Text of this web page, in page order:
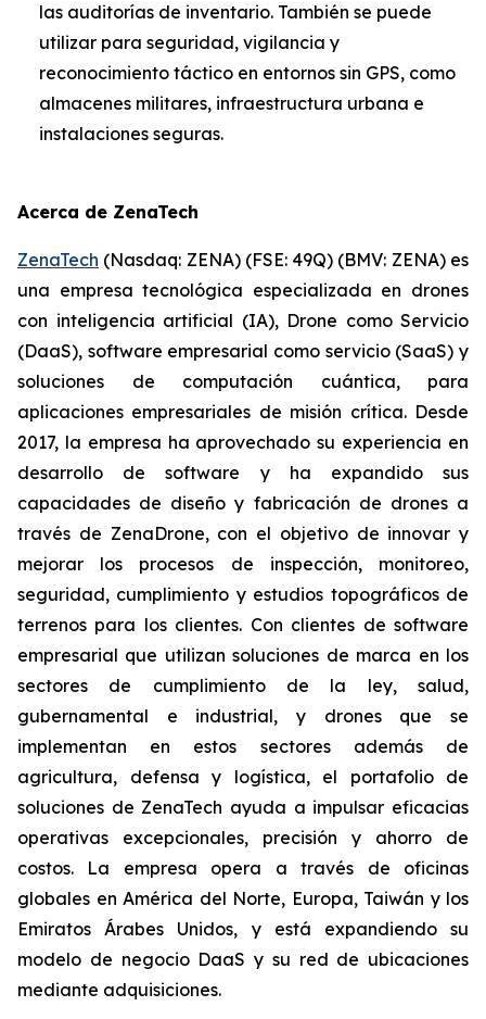
las auditorías de inventario. También se puede
utilizar para seguridad, vigilancia y
reconocimiento táctico en entornos sin GPS, como
almacenes militares, infraestructura urbana e
instalaciones seguras.
Acerca de ZenaTech
ZenaTech (Nasdaq: ZENA) (FSE: 49Q) (BMV: ZENA) es
una empresa tecnológica especializada en drones
con inteligencia artificial (IA), Drone como Servicio
(DaaS), software empresarial como servicio (SaaS) y
soluciones de computación cuántica, para
aplicaciones empresariales de misión crítica. Desde
2017, la empresa ha aprovechado su experiencia en
desarrollo de software y ha expandido sus
capacidades de diseño y fabricación de drones a
través de ZenaDrone, con el objetivo de innovar y
mejorar los procesos de inspección, monitoreo,
seguridad, cumplimiento y estudios topográficos de
terrenos para los clientes. Con clientes de software
empresarial que utilizan soluciones de marca en los
sectores de cumplimiento de la ley, salud,
gubernamental e industrial, y drones que se
implementan en estos sectores además de
agricultura, defensa y logística, el portafolio de
soluciones de ZenaTech ayuda a impulsar eficacias
operativas excepcionales, precisión y ahorro de
costos. La empresa opera a través de oficinas
globales en América del Norte, Europa, Taiwán y los
Emiratos Árabes Unidos, y está expandiendo su
modelo de negocio DaaS y su red de ubicaciones
mediante adquisiciones.